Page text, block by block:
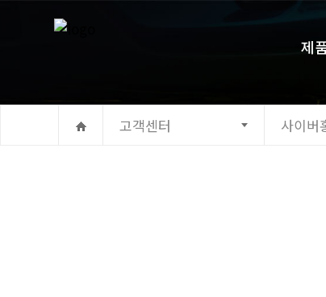
제
고객센터 사이버